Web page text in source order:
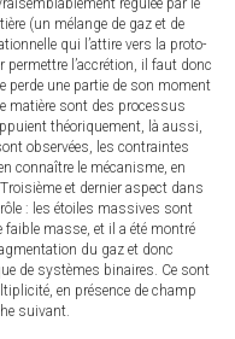
régulée par le
(un mélange de gaz et de
qui l’attire vers la proto-
permettre l’accrétion, il faut donc
perde une partie de son moment
matière sont des processus
théoriquement, là aussi,
observées, les contraintes
connaître le mécanisme, en
et dernier aspect dans
: les étoiles massives sont
masse, et il a été montré
du gaz et donc
de systèmes binaires. Ce sont
en présence de champ
suivant.